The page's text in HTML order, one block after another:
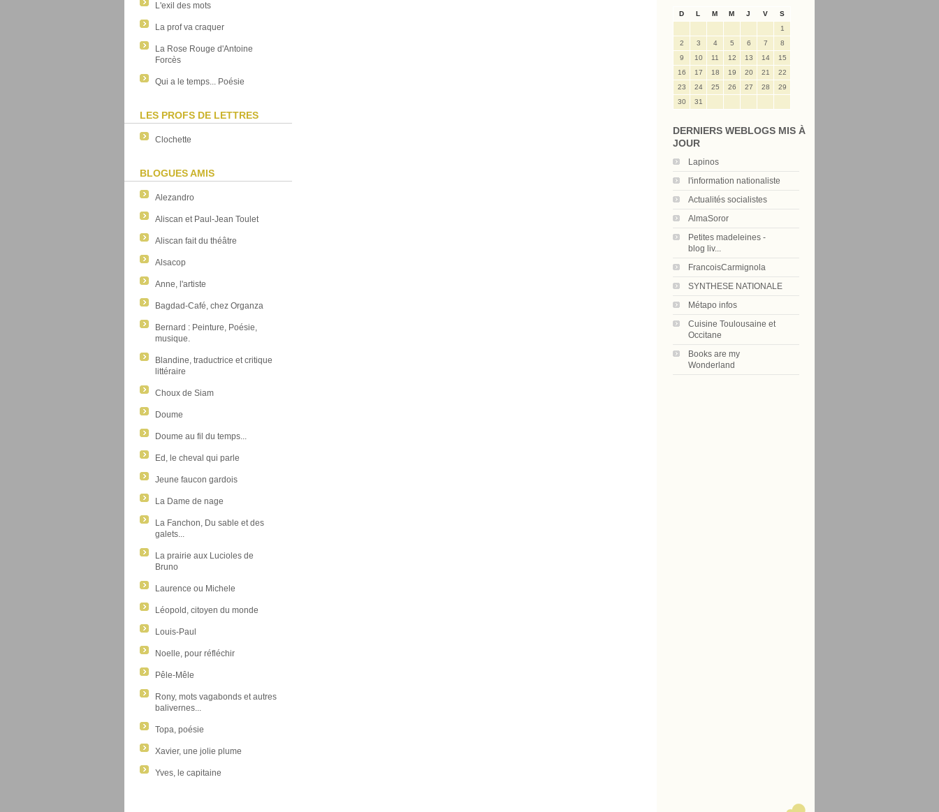
L'exil des mots
La prof va craquer
La Rose Rouge d'Antoine
Forcès
Qui a le temps... Poésie
LES PROFS DE LETTRES
Clochette
BLOGUES AMIS
Alezandro
Aliscan et Paul-Jean Toulet
Aliscan fait du théâtre
Alsacop
Anne, l'artiste
Bagdad-Café, chez Organza
Bernard : Peinture, Poésie,
musique.
Blandine, traductrice et critique
littéraire
Choux de Siam
Doume
Doume au fil du temps...
Ed, le cheval qui parle
Jeune faucon gardois
La Dame de nage
La Fanchon, Du sable et des
galets...
La prairie aux Lucioles de
Bruno
Laurence ou Michele
Léopold, citoyen du monde
Louis-Paul
Noelle, pour réfléchir
Pêle-Mêle
Rony, mots vagabonds et autres
balivernes...
Topa, poésie
Xavier, une jolie plume
Yves, le capitaine
D L M M J V
S
1
2
3 4 5 6 7
8
9
10 11 12 13 14
15
16
17 18 19 20 21
22
23
24 25 26 27 28
29
30
31
DERNIERS WEBLOGS MIS À
JOUR
Lapinos
l'information nationaliste
Actualités socialistes
AlmaSoror
Petites madeleines -
blog liv...
FrancoisCarmignola
SYNTHESE NATIONALE
Métapo infos
Cuisine Toulousaine et
Occitane
Books are my
Wonderland